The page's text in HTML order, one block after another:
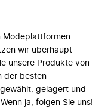
Modeplattformen
wir überhaupt
unsere Produkte von
der besten
gelagert und
ja, folgen Sie uns!